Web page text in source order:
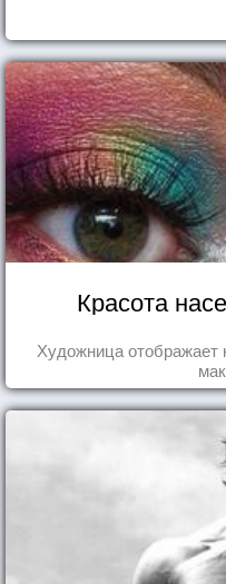
Красота
Художница